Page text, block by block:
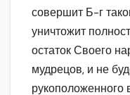
совершит Б-г
уничтожит
остаток Своего
мудрецов, и не